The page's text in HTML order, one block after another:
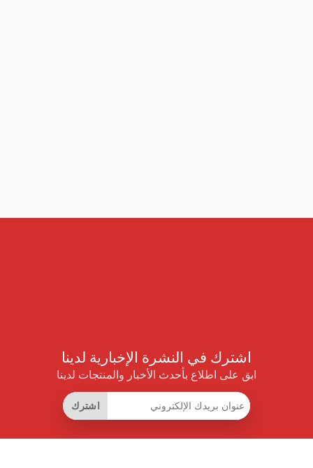
اشترك في النشرة الإخبارية لدينا
ابق على اطلاع بأحدث الأخبار والمنتجات لدينا
اشترك